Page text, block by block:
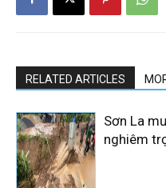
RELATED ARTICLES
Sơn La
nghiêm